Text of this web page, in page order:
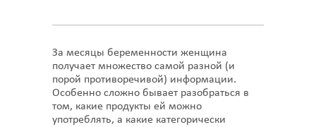
За месяцы беременности женщина
получает множество самой разной (и
порой противоречивой) информации.
Особенно сложно бывает разобраться в
том, какие продукты ей можно
употреблять, а какие категорически